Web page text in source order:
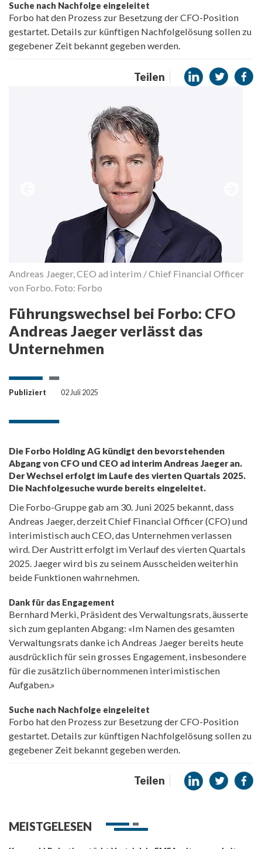
Suche nach Nachfolge eingeleitet
Forbo hat den Prozess zur Besetzung der CFO-Position
gestartet. Details zur künftigen Nachfolgelösung sollen zu
gegebener Zeit bekannt gegeben werden.
Teilen
Andreas Jaeger, CEO ad interim / Chief Financial Officer
von Forbo. Foto: Forbo
Führungswechsel bei Forbo: CFO
Andreas Jaeger verlässt das
Unternehmen
Publiziert 02 Juli 2025
Die Forbo Holding AG kündigt den bevorstehenden
Abgang von CFO und CEO ad interim Andreas Jaeger an.
Der Wechsel erfolgt im Laufe des vierten Quartals 2025.
Die Nachfolgesuche wurde bereits eingeleitet.
Die Forbo-Gruppe gab am 30. Juni 2025 bekannt, dass
Andreas Jaeger, derzeit Chief Financial Officer (CFO) und
interimistisch auch CEO, das Unternehmen verlassen
wird. Der Austritt erfolgt im Verlauf des vierten Quartals
2025. Jaeger wird bis zu seinem Ausscheiden weiterhin
beide Funktionen wahrnehmen.
Dank für das Engagement
Bernhard Merki, Präsident des Verwaltungsrats, äusserte
sich zum geplanten Abgang: «Im Namen des gesamten
Verwaltungsrats danke ich Andreas Jaeger bereits heute
ausdrücklich für sein grosses Engagement, insbesondere
für die zusätzlich übernommenen interimistischen
Aufgaben.»
Suche nach Nachfolge eingeleitet
Forbo hat den Prozess zur Besetzung der CFO-Position
gestartet. Details zur künftigen Nachfolgelösung sollen zu
gegebener Zeit bekannt gegeben werden.
Teilen
MEISTGELESEN